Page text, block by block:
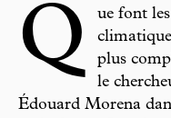
Q
ue font
climatique
plus
le
Édouard Morena